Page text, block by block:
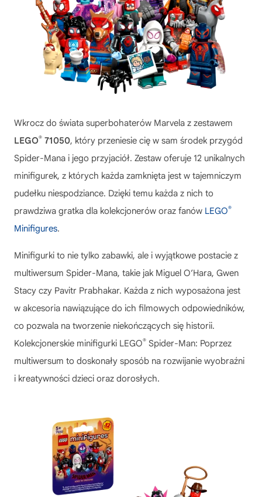
Wkrocz do świata superbohaterów Marvela z zestawem
LEGO® 71050, który przeniesie cię w sam środek przygód
Spider-Mana i jego przyjaciół. Zestaw oferuje 12 unikalnych
minifigurek, z których każda zamknięta jest w tajemniczym
pudełku niespodziance. Dzięki temu każda z nich to
prawdziwa gratka dla kolekcjonerów oraz fanów LEGO®
Minifigures.
Minifigurki to nie tylko zabawki, ale i wyjątkowe postacie z
multiwersum Spider-Mana, takie jak Miguel O’Hara, Gwen
Stacy czy Pavitr Prabhakar. Każda z nich wyposażona jest
w akcesoria nawiązujące do ich filmowych odpowiedników,
co pozwala na tworzenie niekończących się historii.
Kolekcjonerskie minifigurki LEGO® Spider-Man: Poprzez
multiwersum to doskonały sposób na rozwijanie wyobraźni
i kreatywności dzieci oraz dorosłych.